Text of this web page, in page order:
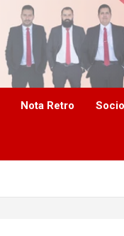
Nota Retro